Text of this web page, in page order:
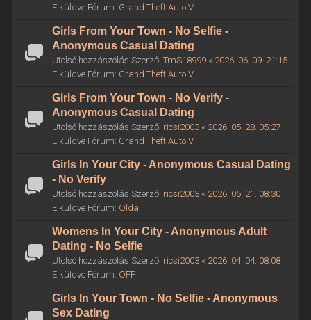
Elküldve Fórum: Grand Theft Auto V
Girls From Your Town - No Selfie -
Anonymous Casual Dating
Utolsó hozzászólás Szerző: TmS18999« 2026. 06. 09. 21:15
Elküldve Fórum: Grand Theft Auto V
Girls From Your Town - No Verify -
Anonymous Casual Dating
Utolsó hozzászólás Szerző: ricsi2003« 2026. 05. 28. 05:27
Elküldve Fórum: Grand Theft Auto V
Girls In Your City - Anonymous Casual Dating
- No Verify
Utolsó hozzászólás Szerző: ricsi2003« 2026. 05. 21. 08:30
Elküldve Fórum: Oldal
Womens In Your City - Anonymous Adult
Dating - No Selfie
Utolsó hozzászólás Szerző: ricsi2003« 2026. 04. 04. 08:08
Elküldve Fórum: OFF
Girls In Your Town - No Selfie - Anonymous
Sex Dating